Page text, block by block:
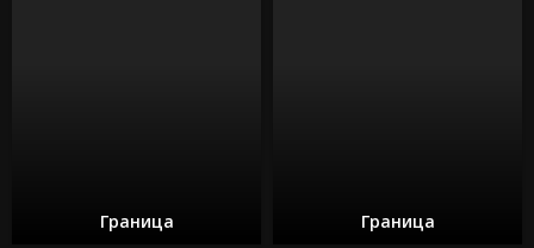
Граница Граница